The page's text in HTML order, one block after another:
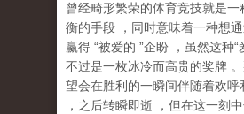
曾经畸形繁荣的体育竞技就是一
衡的手段
，同时意味着一种想
赢得 “被爱的 ”企盼 ，虽然这种“
不过是一枚冰冷而高贵的奖牌
望会在胜利的一瞬间伴随着欢呼
，之后转瞬即逝
，但在这一刻